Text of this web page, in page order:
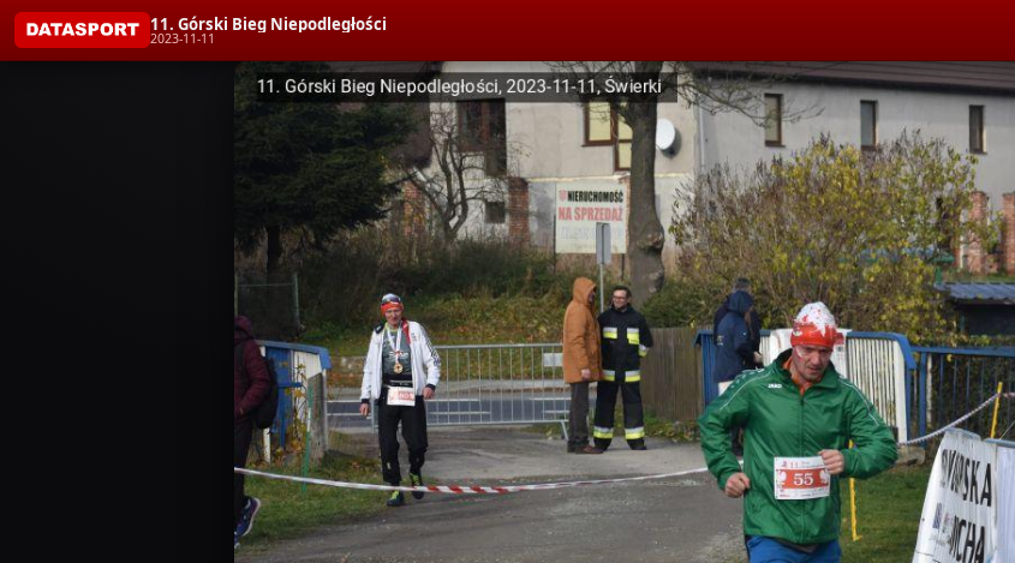
11. Górski Bieg Niepodległości
2023-11-11